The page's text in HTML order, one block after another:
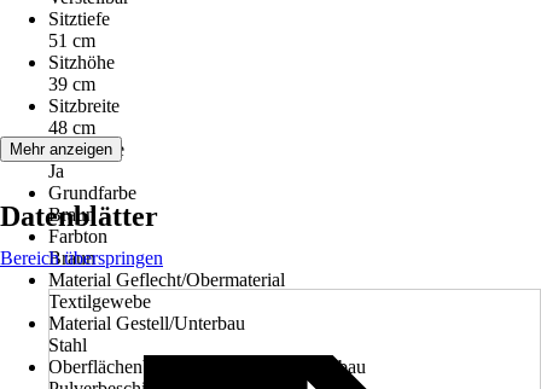
Sitztiefe
51 cm
Sitzhöhe
39 cm
Sitzbreite
48 cm
Armlehne
Ja
Grundfarbe
Braun
Farbton
Braun
Material Geflecht/Obermaterial
Textilgewebe
Material Gestell/Unterbau
Stahl
Oberflächenbehandlung Gestell/Unterbau
Mehr anzeigen
Datenblätter
Bereich überspringen